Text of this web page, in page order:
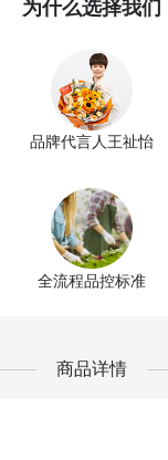
为什么选择我们
品牌代言人王祉怡
全流程品控标准
商品详情